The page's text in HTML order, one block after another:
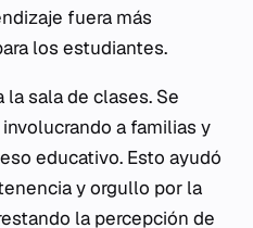
fuera más
los estudiantes.
sala de clases. Se
a familias y
educativo. Esto ayudó
y orgullo por la
la percepción de